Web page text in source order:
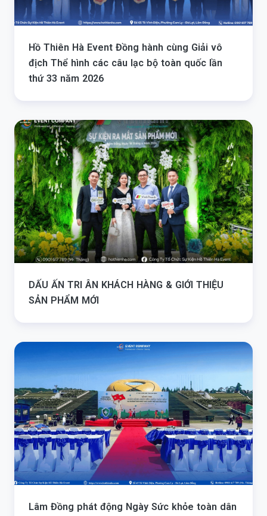
Hồ Thiên Hà Event Đồng hành cùng Giải vô
địch Thể hình các câu lạc bộ toàn quốc lần
thứ 33 năm 2026
DẤU ẤN TRI ÂN KHÁCH HÀNG & GIỚI THIỆU
SẢN PHẨM MỚI
Lâm Đồng phát động Ngày Sức khỏe toàn dân